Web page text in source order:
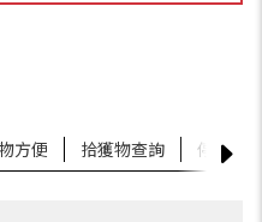
方便 拾獲物查詢 停車服